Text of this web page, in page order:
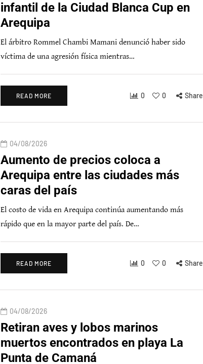
infantil de la Ciudad Blanca Cup en
Arequipa
El árbitro Rommel Chambi Mamani denunció haber sido
víctima de una agresión física mientras…
READ MORE 0 0 Share
04/08/2026
Aumento de precios coloca a
Arequipa entre las ciudades más
caras del país
El costo de vida en Arequipa continúa aumentando más
rápido que en la mayor parte del país. De…
READ MORE 0 0 Share
04/08/2026
Retiran aves y lobos marinos
muertos encontrados en playa La
Punta de Camaná